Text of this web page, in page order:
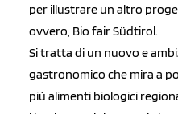
per illustrare un altro
ovvero, Bio fair Südtirol.
Si tratta di un nuovo e
gastronomico che mira a
più alimenti biologici